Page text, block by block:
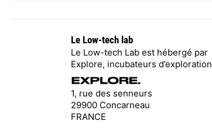
Le Low-tech lab
Le Low-tech Lab est hébergé par
Explore, incubateurs d’exploration
1, rue des senneurs
29900 Concarneau
FRANCE